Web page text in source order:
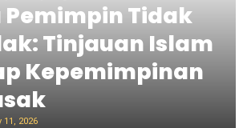
Tidak
Tinjauan Islam
Kepemimpinan
11, 2026